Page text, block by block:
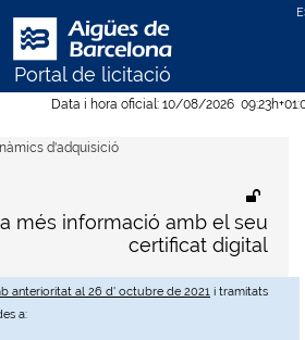
Data i hora oficial: 10/08/2026 09:23h
anterioritat al 26 d' octubre de 2021 i tramitats
a:
Portal de licitació
més informació amb el seu
certificat digital
d'adquisició